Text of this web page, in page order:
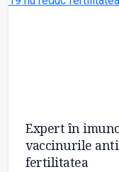
Expert în
vaccinurile anti
fertilitatea